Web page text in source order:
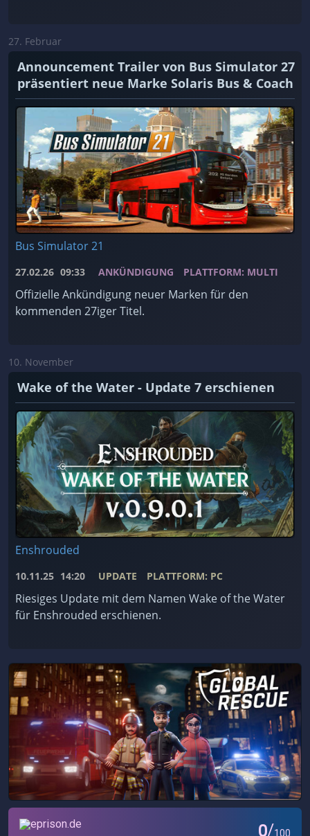
27. Februar
Announcement Trailer von Bus Simulator 27
präsentiert neue Marke Solaris Bus & Coach
Bus Simulator 21
27.02.26 09:33 ANKÜNDIGUNG PLATTFORM: MULTI
Offizielle Ankündigung neuer Marken für den
kommenden 27iger Titel.
10. November
Wake of the Water - Update 7 erschienen
Enshrouded
10.11.25 14:20 UPDATE PLATTFORM: PC
Riesiges Update mit dem Namen Wake of the Water
für Enshrouded erschienen.